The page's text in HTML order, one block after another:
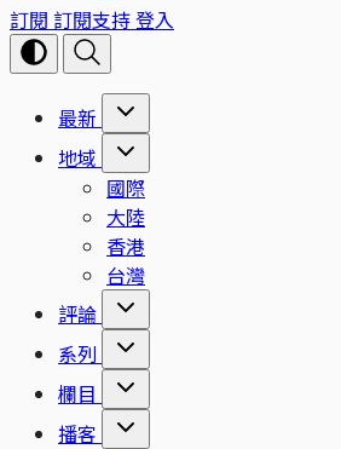
訂閱 訂閱支持登入
最新
地域
國際
大陸
香港
台灣
評論
系列
欄目
播客